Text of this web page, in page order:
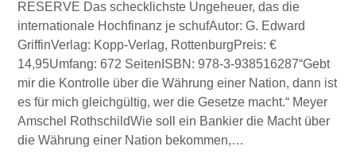
RESERVE Das schecklichste Ungeheuer, das die
internationale Hochfinanz je schufAutor: G. Edward
GriffinVerlag: Kopp-Verlag, RottenburgPreis: €
14,95Umfang: 672 SeitenISBN: 978-3-938516287“Gebt
mir die Kontrolle über die Währung einer Nation, dann ist
es für mich gleichgültig, wer die Gesetze macht.“ Meyer
Amschel RothschildWie soll ein Bankier die Macht über
die Währung einer Nation bekommen,…